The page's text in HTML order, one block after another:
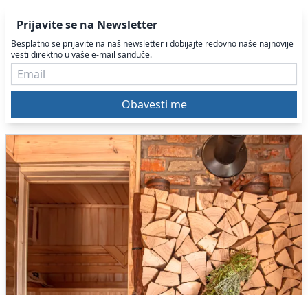
Prijavite se na Newsletter
Besplatno se prijavite na naš newsletter i dobijajte redovno naše najnovije
vesti direktno u vaše e-mail sanduče.